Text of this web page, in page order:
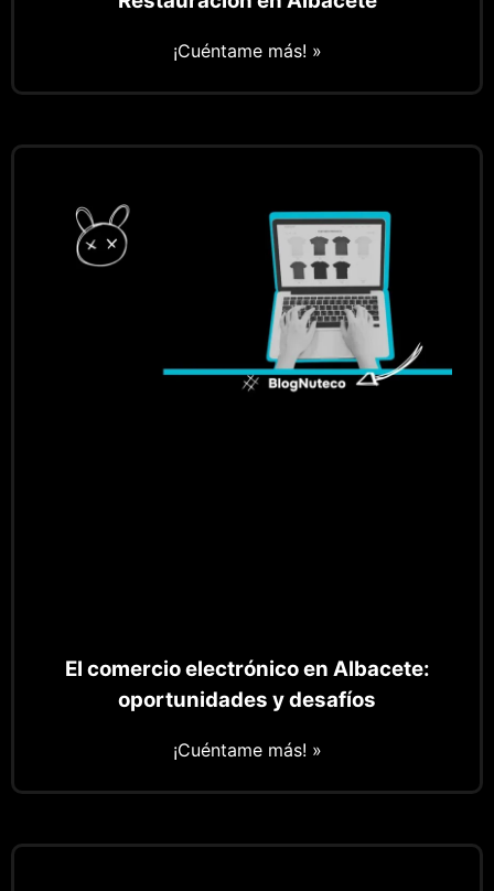
¡Cuéntame más! »
El comercio electrónico en Albacete:
oportunidades y desafíos
¡Cuéntame más! »